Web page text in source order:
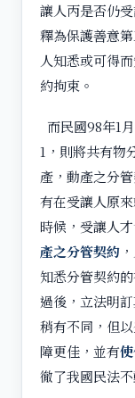
讓人丙是否仍
釋為保護善意
人知悉或可得
約拘束。
而民國98年1
1，則將共有物
產，動產之分
有在受讓人原
時候，受讓人
產之分管契約
知悉分管契約
過後，立法明
稍有不同，但
障更佳，並有
徹了我國民法